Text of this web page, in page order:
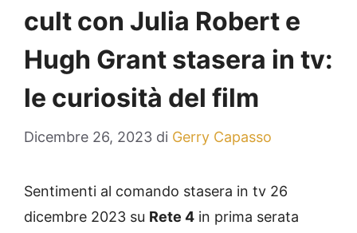
cult con Julia Robert e
Hugh Grant stasera in tv:
le curiosità del film
Dicembre 26, 2023 di Gerry Capasso
Sentimenti al comando stasera in tv 26
dicembre 2023 su Rete 4 in prima serata